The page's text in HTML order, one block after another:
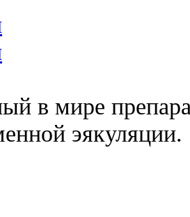
в мире
эякуляции.